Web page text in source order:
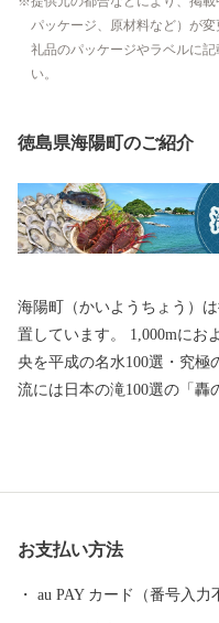
パッケージ、原材料など）が
礼品のパッケージやラベルに
い。
徳島県海陽町のご紹介
海陽町（かいようちょう）
置しています。 1,000mにお
央を平成の名水100選・究極
流には日本の滝100選の「轟
国定公園に指定され、シー
す。 ［世界初］を体感しに
お支払い方法
au PAY カード（番号入力